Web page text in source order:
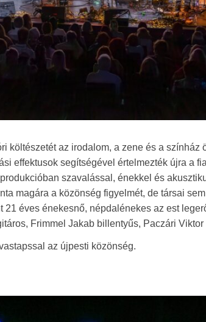
költészetét az irodalom, a zene és a színház
effektusok segítségével értelmezték újra a
szavalással, énekkel és
magára a közönség figyelmét, de társai
21 éves énekesnő, népdalénekes az est
Frimmel Jakab billentyűs, Paczári
az újpesti közönség.